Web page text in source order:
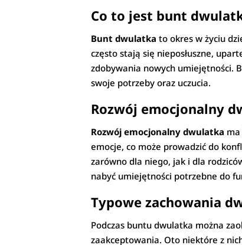
Co to jest bunt
Bunt dwulatka to okres w życiu
często stają się nieposłuszne,
zdobywania nowych umiejętności.
swoje potrzeby oraz uczucia.
Rozwój emocjonalny
Rozwój emocjonalny dwulatka
emocje, co może prowadzić do
zarówno dla niego, jak i dla
nabyć umiejętności potrzebne do
Typowe zachowania
Podczas buntu dwulatka można
zaakceptowania. Oto niektóre z